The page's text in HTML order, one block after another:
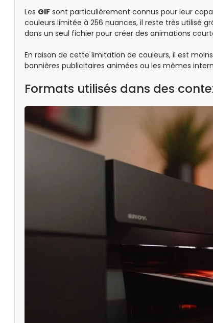
Les GIF sont particulièrement connus pour leur
couleurs limitée à 256 nuances, il reste très utilisé
dans un seul fichier pour créer des animations
En raison de cette limitation de couleurs, il est
bannières publicitaires animées ou les mèmes
Formats utilisés dans des